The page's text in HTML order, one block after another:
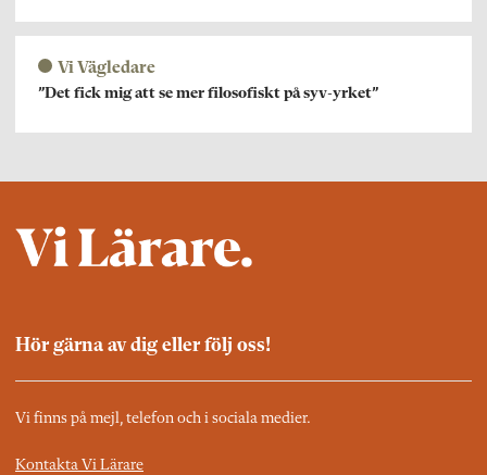
Vi Vägledare
”Det fick mig att se mer filosofiskt på syv-yrket”
Hör gärna av dig eller följ oss!
Vi finns på mejl, telefon och i sociala medier.
Kontakta Vi Lärare